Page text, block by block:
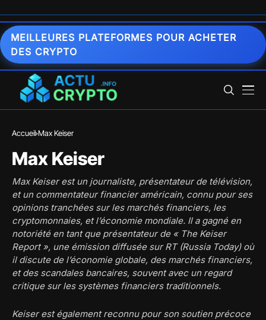
MEILLEURES PLATEFORMES POUR ACHETER
DES CRYPTO
Accueil Max Keiser
Max Keiser
Max Keiser est un journaliste, présentateur de télévision,
et un commentateur financier américain, connu pour ses
opinions tranchées sur les marchés financiers, les
cryptomonnaies, et l’économie mondiale. Il a gagné en
notoriété en tant que présentateur de « The Keiser
Report », une émission diffusée sur RT (Russia Today) où
il discute de l’économie globale, des marchés financiers,
et des scandales bancaires, souvent avec un regard
critique sur les systèmes financiers traditionnels.
Keiser est également reconnu pour son soutien précoce